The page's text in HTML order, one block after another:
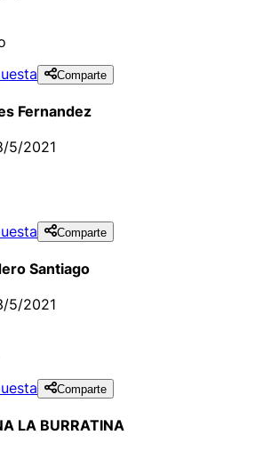
Comparte
Fernandez
5/2021
Comparte
Santiago
5/2021
Comparte
LA BURRATINA